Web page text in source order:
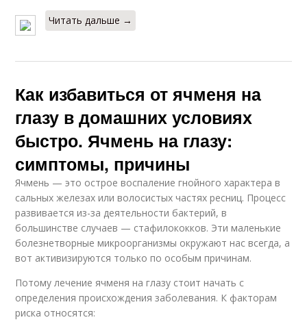
Читать дальше →
Как избавиться от ячменя на
глазу в домашних условиях
быстро. Ячмень на глазу:
симптомы, причины
Ячмень — это острое воспаление гнойного характера в
сальных железах или волосистых частях ресниц. Процесс
развивается из-за деятельности бактерий, в
большинстве случаев — стафилококков. Эти маленькие
болезнетворные микроорганизмы окружают нас всегда, а
вот активизируются только по особым причинам.
Потому лечение ячменя на глазу стоит начать с
определения происхождения заболевания. К факторам
риска относятся: